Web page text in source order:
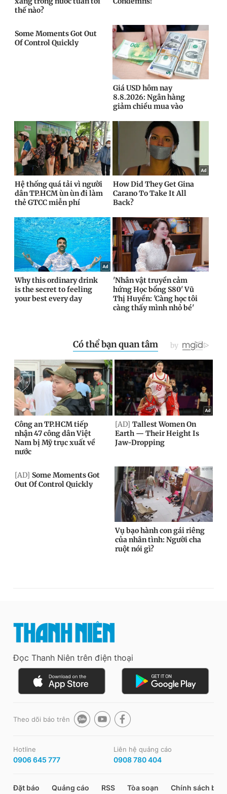
Đọc Thanh Niên trên điện thoại
Theo dõi báo trên
Hotline
0906 645 777
Liên hệ quảng cáo
0908 780 404
Đặt báo Quảng cáo RSS Tòa soạn Chính sách bảo